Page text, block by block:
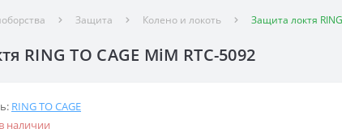
Защита Колено и локоть Защита локтя
RING TO CAGE MiM RTC-5092
RING TO CAGE
наличии